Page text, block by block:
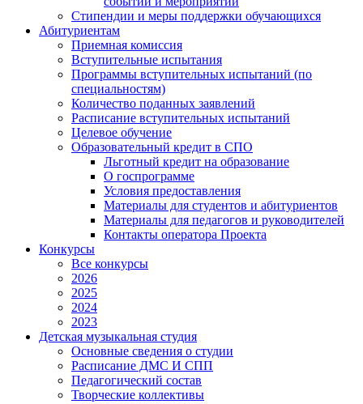
Стипендии и меры поддержки обучающихся
Абитуриентам
Приемная комиссия
Вступительные испытания
Программы вступительных испытаний (по
специальностям)
Количество поданных заявлений
Расписание вступительных испытаний
Целевое обучение
Образовательный кредит в СПО
Льготный кредит на образование
О госпрограмме
Условия предоставления
Материалы для студентов и абитуриентов
Материалы для педагогов и руководителей
Контакты оператора Проекта
Конкурсы
Все конкурсы
2026
2025
2024
2023
Детская музыкальная студия
Основные сведения о студии
Расписание ДМС И СПП
Педагогический состав
Творческие коллективы